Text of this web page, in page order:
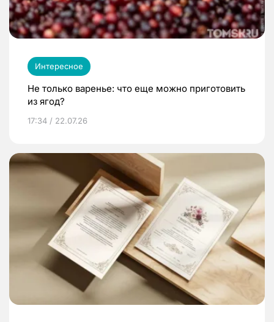
Интересное
Не только варенье: что еще можно приготовить
из ягод?
17:34 / 22.07.26